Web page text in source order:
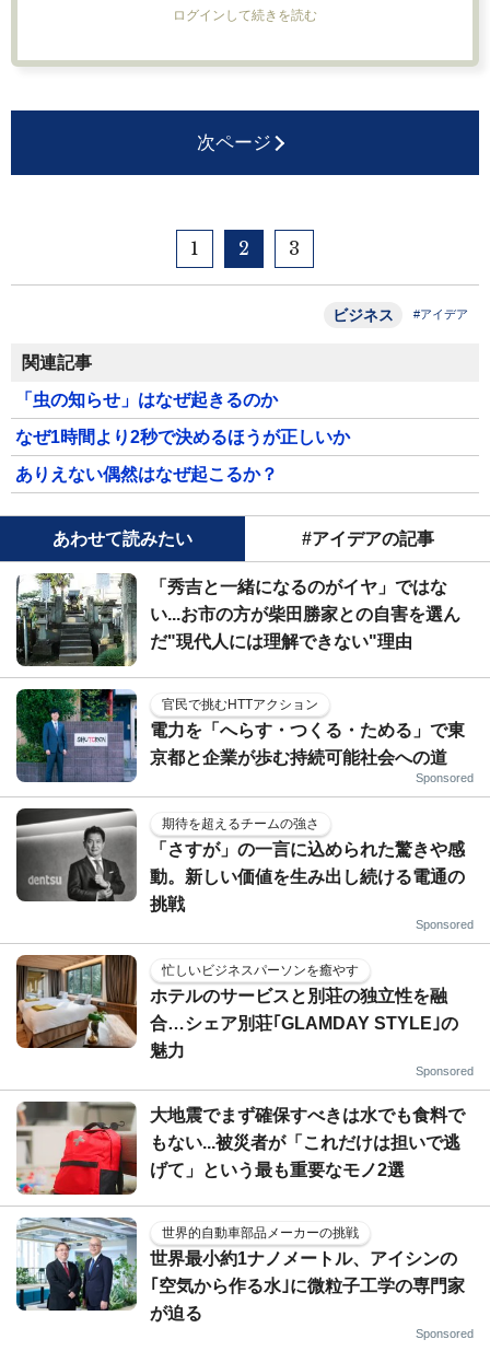
ログインして続きを読む
次ページ
1 2 3
ビジネス #アイデア
関連記事
「虫の知らせ」はなぜ起きるのか
なぜ1時間より2秒で決めるほうが正しいか
ありえない偶然はなぜ起こるか？
あわせて読みたい #アイデアの記事
「秀吉と一緒になるのがイヤ」ではな
い...お市の方が柴田勝家との自害を選ん
だ"現代人には理解できない"理由
官民で挑むHTTアクション
電力を「へらす・つくる・ためる」で東
京都と企業が歩む持続可能社会への道
Sponsored
期待を超えるチームの強さ
「さすが」の一言に込められた驚きや感
動。新しい価値を生み出し続ける電通の
挑戦
Sponsored
忙しいビジネスパーソンを癒やす
ホテルのサービスと別荘の独立性を融
合…シェア別荘｢GLAMDAY STYLE｣の
魅力
Sponsored
大地震でまず確保すべきは水でも食料で
もない...被災者が「これだけは担いで逃
げて」という最も重要なモノ2選
世界的自動車部品メーカーの挑戦
世界最小約1ナノメートル、アイシンの
｢空気から作る水｣に微粒子工学の専門家
が迫る
Sponsored